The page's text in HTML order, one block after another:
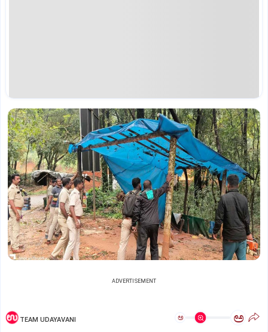
ADVERTISEMENT
TEAM UDAYAVANI ಅ ಅ